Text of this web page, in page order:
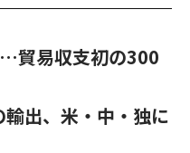
o
u
o
n
貿易収支初の300
出、米・中・独に